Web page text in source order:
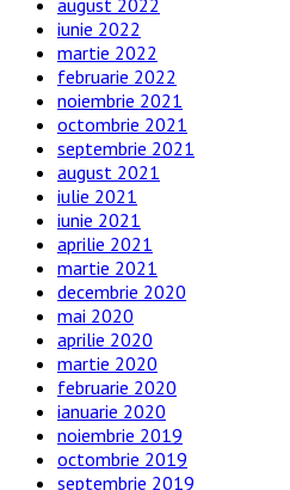
iunie 2022
martie 2022
februarie 2022
noiembrie 2021
octombrie 2021
septembrie 2021
august 2021
iulie 2021
iunie 2021
aprilie 2021
martie 2021
decembrie 2020
mai 2020
aprilie 2020
martie 2020
februarie 2020
ianuarie 2020
noiembrie 2019
octombrie 2019
septembrie 2019